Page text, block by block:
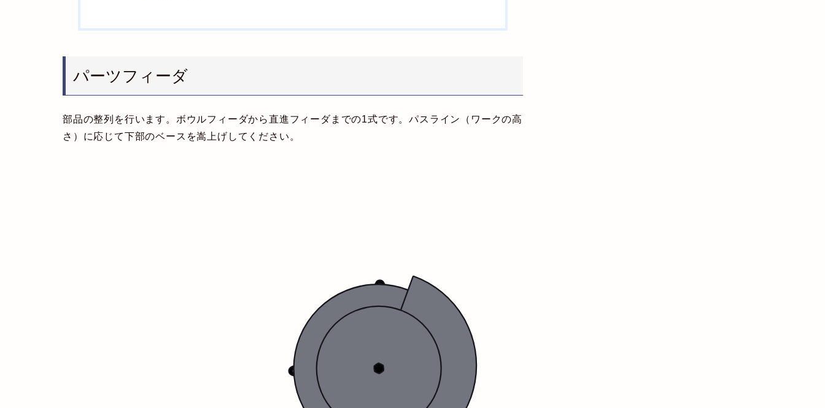
パーツフィーダ
部品の整列を行います。ボウルフィーダから直進フィーダまでの1式です。パスライン（ワークの高
さ）に応じて下部のベースを嵩上げしてください。